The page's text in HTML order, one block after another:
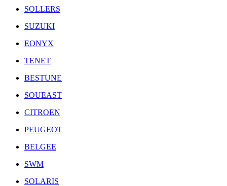
SOLLERS
SUZUKI
EONYX
TENET
BESTUNE
SOUEAST
CITROEN
PEUGEOT
BELGEE
SWM
SOLARIS